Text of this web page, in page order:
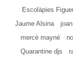
Escolàpies
Jaume Alsina
mercè mayné
Quarantine djs